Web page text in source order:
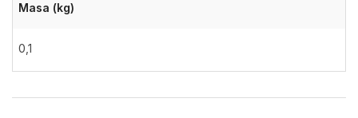
Masa (kg)
0,1